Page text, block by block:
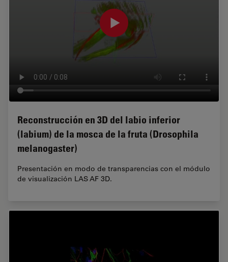
Reconstrucción en 3D del labio inferior
(labium) de la mosca de la fruta (Drosophila
melanogaster)
Presentación en modo de transparencias con el módulo
de visualización LAS AF 3D.